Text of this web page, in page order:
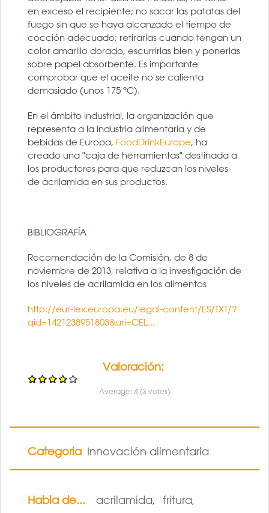
en exceso el recipiente; no sacar las patatas del
fuego sin que se haya alcanzado el tiempo de
cocción adecuado; retirarlas cuando tengan un
color amarillo dorado, escurrirlas bien y ponerlas
sobre papel absorbente. Es importante
comprobar que el aceite no se calienta
demasiado (unos 175 ºC).
En el ámbito industrial, la organización que
representa a la industria alimentaria y de
bebidas de Europa, FoodDrinkEurope, ha
creado una "caja de herramientas" destinada a
los productores para que reduzcan los niveles
de acrilamida en sus productos.
BIBLIOGRAFÍA
Recomendación de la Comisión, de 8 de
noviembre de 2013, relativa a la investigación de
los niveles de acrilamida en los alimentos
http://eur-lex.europa.eu/legal-content/ES/TXT/?
qid=1421238951803&uri=CEL...
Valoración:
Average: 4(3 votes)
Categoria Innovación alimentaria
Habla de... acrilamida, fritura,